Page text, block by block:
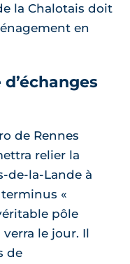
la Chalotais doit
en
de Rennes
relier la
de-la-Lande à
«
pôle
le jour. Il
de